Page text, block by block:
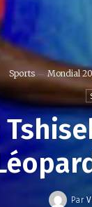
Sports Mondial
Par